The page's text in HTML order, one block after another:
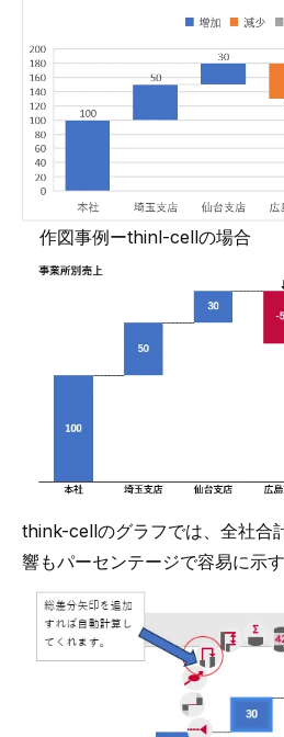
作図事例ーthinl-cellの場合
think-cellのグラフでは、全社合
響もパーセンテージで容易に示